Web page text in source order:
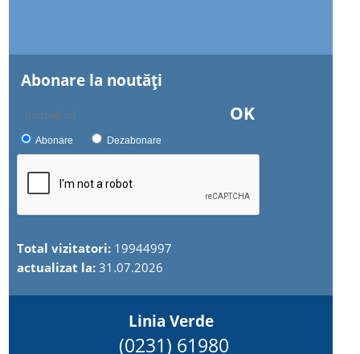
Abonare la noutăţi
OK
Abonare Dezabonare
Total vizitatori: 19944997
actualizat la:31.07.2026
Linia Verde
(0231) 61980